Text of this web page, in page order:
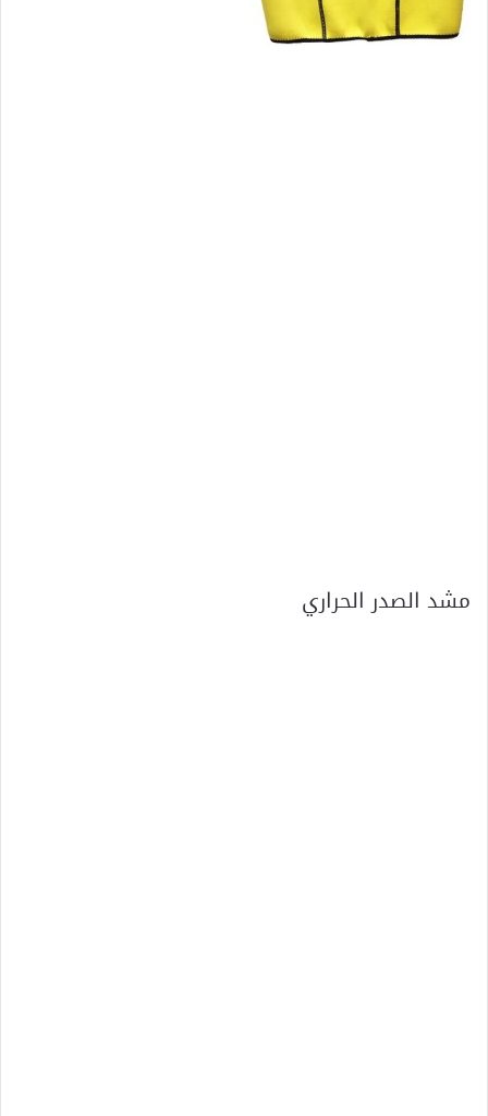
مشد الصدر الحراري